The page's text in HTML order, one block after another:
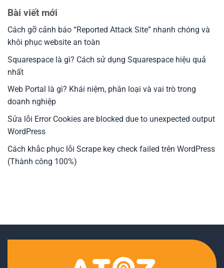
Bài viết mới
Cách gỡ cảnh báo “Reported Attack Site” nhanh chóng và
khôi phục website an toàn
Squarespace là gì? Cách sử dụng Squarespace hiệu quả
nhất
Web Portal là gì? Khái niệm, phân loại và vai trò trong
doanh nghiệp
Sửa lỗi Error Cookies are blocked due to unexpected output
WordPress
Cách khắc phục lỗi Scrape key check failed trên WordPress
(Thành công 100%)